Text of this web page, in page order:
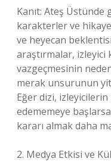
Kanıt: Ateş
karakterler ve
ve heyecan
araştırmalar, izleyici
vazgeçmesinin
merak unsurunun
Eğer dizi,
edememeye
kararı almak daha
2. Medya Etkisi ve